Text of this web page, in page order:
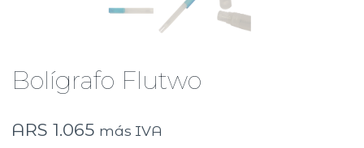
Bolígrafo Flutwo
ARS 1.065 más IVA